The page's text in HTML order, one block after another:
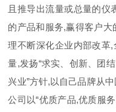
且推导出流量或总量的仪
的产品和服务,赢得客户
理不断深化企业内部改革
量,发扬“求实、创新、团
兴业”方针,以自己品牌从
公司以“优质产品,优质服